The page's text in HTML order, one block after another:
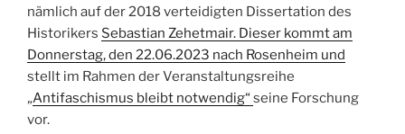
nämlich auf der 2018 verteidigten Dissertation des
Historikers Sebastian Zehetmair. Dieser kommt am
Donnerstag, den 22.06.2023 nach Rosenheim und
stellt im Rahmen der Veranstaltungsreihe
„Antifaschismus bleibt notwendig“ seine Forschung
vor.